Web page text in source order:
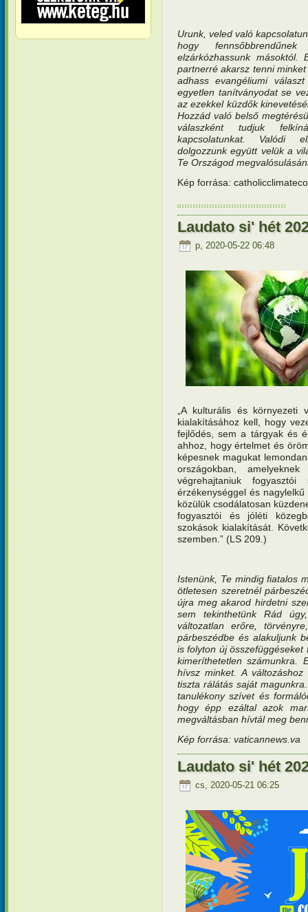
Urunk, veled való
hogy
elzárkózhassunk
partnerré akarsz tenni
adhass evangéliumi
egyetlen tanítványodat se
az ezekkel küzdők
Hozzád való belső
válaszként tudjuk
kapcsolatunkat. Valódi
dolgozzunk együtt velük a
Te Országod
Kép forrása:
Laudato si' hét
p, 2020-05-22 06:48
„A kulturális és környezeti
kialakításához kell, hogy
fejlődés, sem a tárgyak és
ahhoz, hogy értelmet és
képesnek magukat
országokban,
végrehajtaniuk
érzékenységgel és
közülük csodálatosan
fogyasztói és jóléti
szokások kialakítását.
szemben.” (LS 209.)
Istenünk, Te mindig fiatalos
ötletesen szeretnél
újra meg akarod hirdetni
sem tekinthetünk Rád
változatlan erőre,
párbeszédbe és alakuljunk
is folyton új
kimeríthetetlen számunkra.
hívsz minket. A
tiszta rálátás saját
tanulékony szívet és
hogy épp ezáltal azok
megváltásban hívtál meg
Kép forrása: vaticannews.va
Laudato si' hét
cs, 2020-05-21 06:25